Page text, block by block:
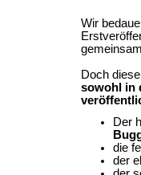
Wir
Doch
sowohl in
Der
die
der